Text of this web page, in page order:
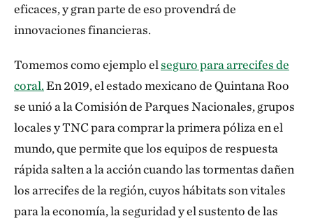
eficaces, y gran parte de eso provendrá de
innovaciones financieras.
Tomemos como ejemplo elseguro para arrecifes de
coral.En 2019, el estado mexicano de Quintana Roo
se unió a la Comisión de Parques Nacionales, grupos
locales y TNC para comprar la primera póliza en el
mundo, que permite que los equipos de respuesta
rápida salten a la acción cuando las tormentas dañen
los arrecifes de la región, cuyos hábitats son vitales
para la economía, la seguridad y el sustento de las